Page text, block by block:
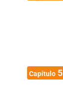
Capítulo5